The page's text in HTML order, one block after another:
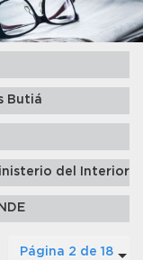
Butiá
del Interior
Página 2 de 18